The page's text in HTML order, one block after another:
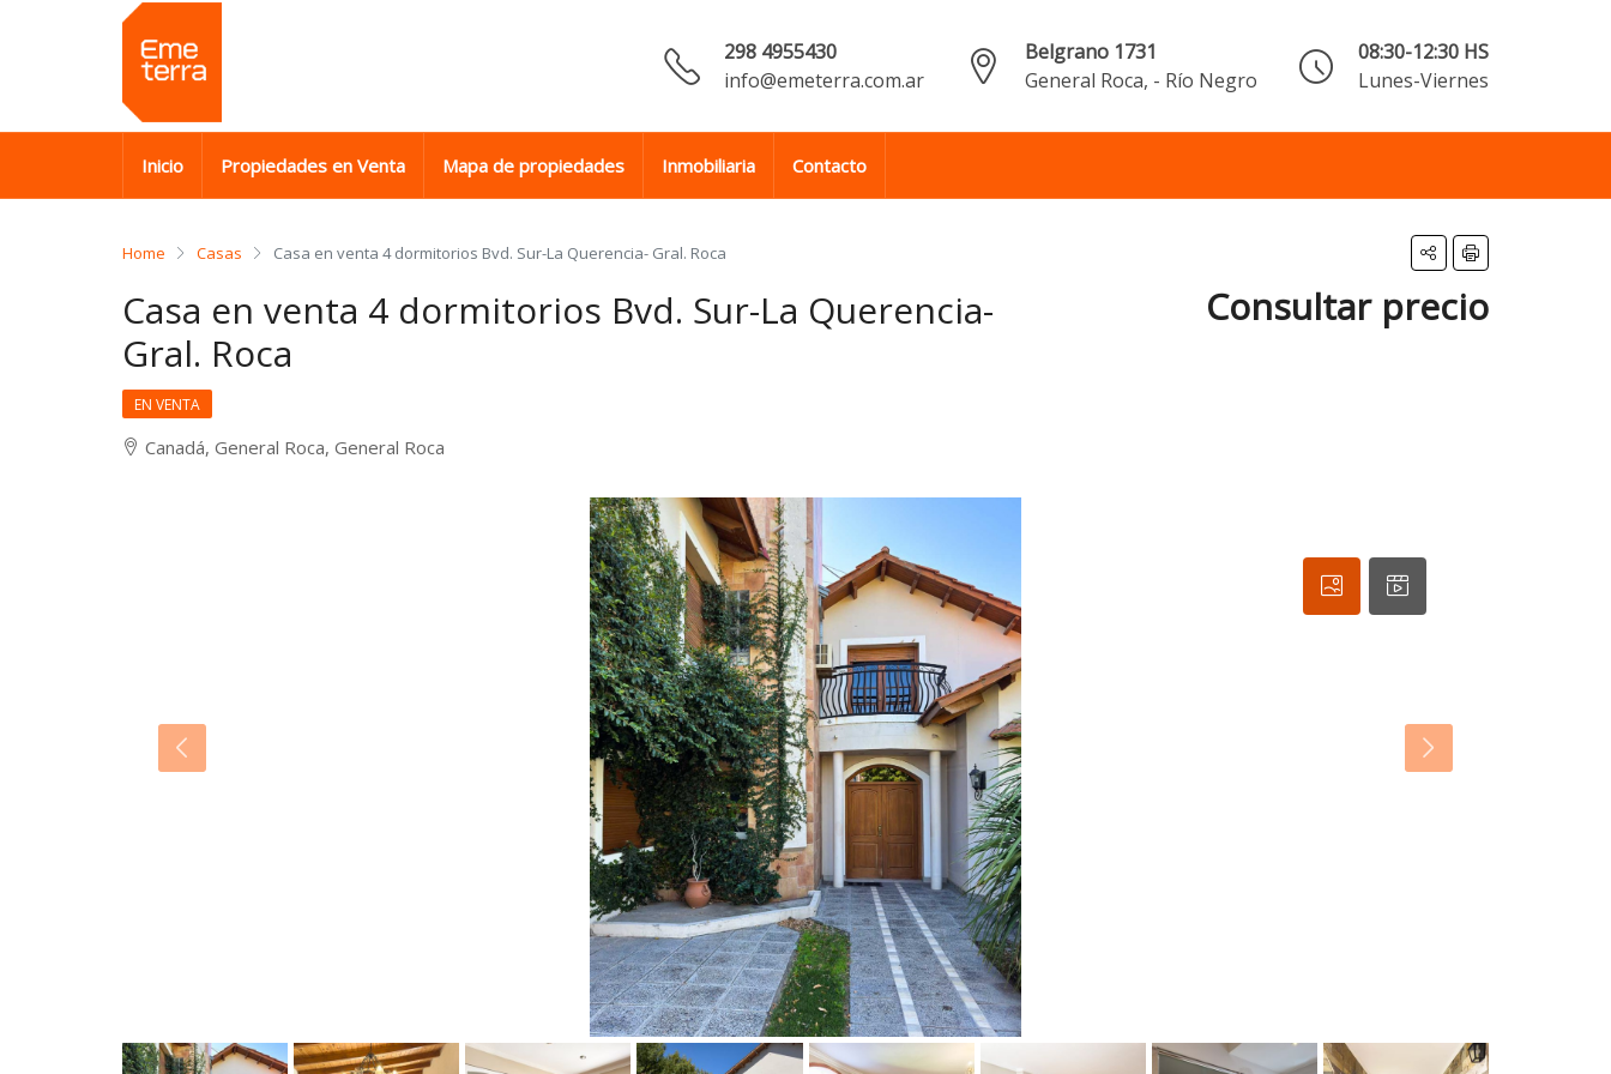
298 4955430
info@emeterra.com.ar
Belgrano 1731
General Roca, - Río Negro
08:30-12:30 HS
Lunes-Viernes
Inicio Propiedades en Venta Mapa de propiedades Inmobiliaria Contacto
Home Casas Casa en venta 4 dormitorios Bvd. Sur-La Querencia- Gral. Roca
Casa en venta 4 dormitorios Bvd. Sur-La Querencia-
Gral. Roca
Consultar precio
EN VENTA
Canadá, General Roca, General Roca